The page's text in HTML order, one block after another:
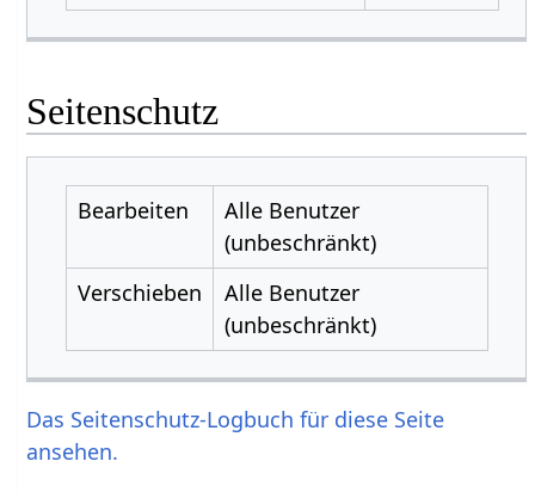
Seitenschutz
Bearbeiten
Alle Benutzer
(unbeschränkt)
Verschieben
Alle Benutzer
(unbeschränkt)
Das Seitenschutz-Logbuch für diese Seite
ansehen.